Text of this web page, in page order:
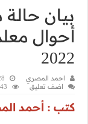
أحوال معلم”بالرقم القومي 2021-
التعليم